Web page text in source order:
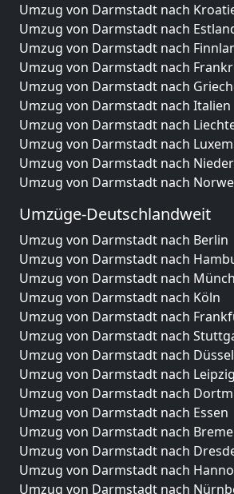
Umzug von Darmstadt nach
Umzug von Darmstadt nach
Umzug von Darmstadt nach
Umzug von Darmstadt nach
Umzug von Darmstadt nach
Umzug von Darmstadt nach Italien
Umzug von Darmstadt nach
Umzug von Darmstadt nach
Umzug von Darmstadt nach
Umzug von Darmstadt nach
Umzüge-Deutschlandweit
Umzug von Darmstadt nach Berlin
Umzug von Darmstadt nach
Umzug von Darmstadt nach
Umzug von Darmstadt nach Köln
Umzug von Darmstadt nach
Umzug von Darmstadt nach
Umzug von Darmstadt nach
Umzug von Darmstadt nach Leipzig
Umzug von Darmstadt nach
Umzug von Darmstadt nach Essen
Umzug von Darmstadt nach
Umzug von Darmstadt nach
Umzug von Darmstadt nach
Umzug von Darmstadt nach